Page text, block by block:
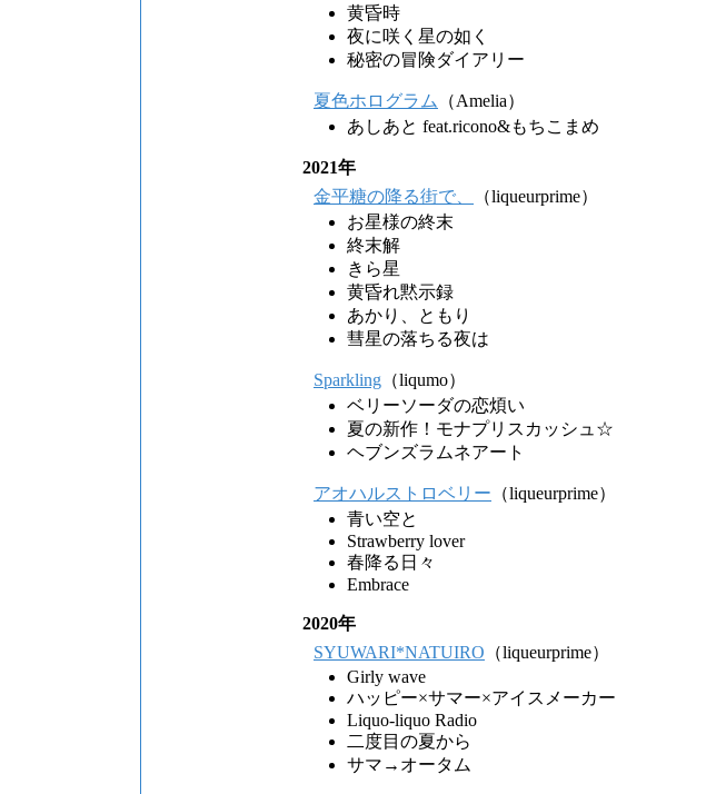
黄昏時
夜に咲く星の如く
秘密の冒険ダイアリー
夏色ホログラム
（Amelia）
あしあと feat.ricono&もちこまめ
2021年
金平糖の降る街で、
（liqueurprime）
お星様の終末
終末解
きら星
黄昏れ黙示録
あかり、ともり
彗星の落ちる夜は
Sparkling （liqumo）
ベリーソーダの恋煩い
夏の新作！モナプリスカッシュ☆
ヘブンズラムネアート
アオハルストロベリー （liqueurprime）
青い空と
Strawberry lover
春降る日々
Embrace
2020年
SYUWARI*NATUIRO （liqueurprime）
Girly wave
ハッピー×サマー×アイスメーカー
Liquo-liquo Radio
二度目の夏から
サマ→オータム